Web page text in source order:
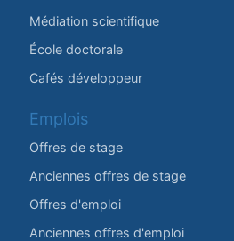
Médiation scientifique
École doctorale
Cafés développeur
Emplois
Offres de stage
Anciennes offres de stage
Offres d'emploi
Anciennes offres d'emploi